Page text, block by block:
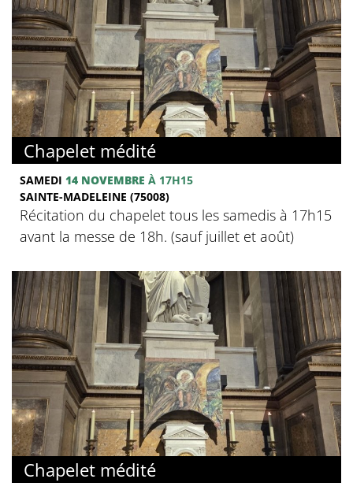
Chapelet médité
SAMEDI 14 NOVEMBRE À 17H15
SAINTE-MADELEINE (75008)
Récitation du chapelet tous les samedis à 17h15
avant la messe de 18h. (sauf juillet et août)
Chapelet médité